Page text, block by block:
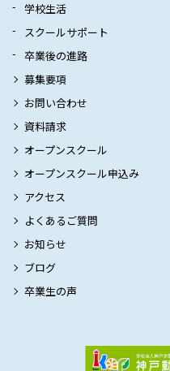
学校生活
スクールサポート
卒業後の進路
募集要項
お問い合わせ
資料請求
オープンスクール
オープンスクール申込み
アクセス
よくあるご質問
お知らせ
ブログ
卒業生の声